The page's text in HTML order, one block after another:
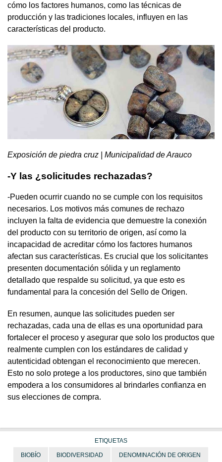
cómo los factores humanos, como las técnicas de
producción y las tradiciones locales, influyen en las
características del producto.
Exposición de piedra cruz | Municipalidad de Arauco
-Y las ¿solicitudes rechazadas?
-Pueden ocurrir cuando no se cumple con los requisitos
necesarios. Los motivos más comunes de rechazo
incluyen la falta de evidencia que demuestre la conexión
del producto con su territorio de origen, así como la
incapacidad de acreditar cómo los factores humanos
afectan sus características. Es crucial que los solicitantes
presenten documentación sólida y un reglamento
detallado que respalde su solicitud, ya que esto es
fundamental para la concesión del Sello de Origen.
En resumen, aunque las solicitudes pueden ser
rechazadas, cada una de ellas es una oportunidad para
fortalecer el proceso y asegurar que solo los productos que
realmente cumplen con los estándares de calidad y
autenticidad obtengan el reconocimiento que merecen.
Esto no solo protege a los productores, sino que también
empodera a los consumidores al brindarles confianza en
sus elecciones de compra.
ETIQUETAS
BIOBÍO BIODIVERSIDAD DENOMINACIÓN DE ORIGEN